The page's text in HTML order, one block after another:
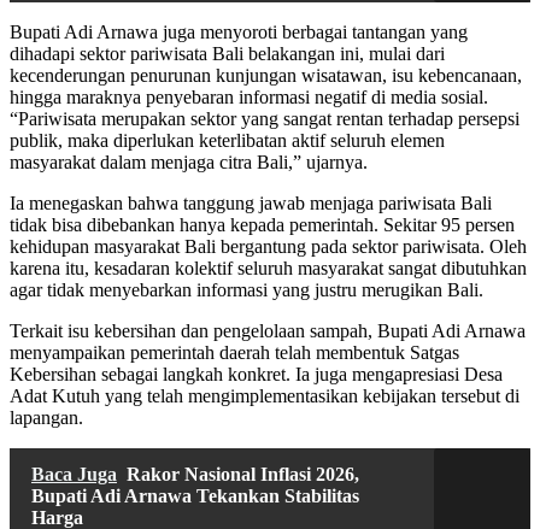
Bupati Adi Arnawa juga menyoroti berbagai tantangan yang
dihadapi sektor pariwisata Bali belakangan ini, mulai dari
kecenderungan penurunan kunjungan wisatawan, isu kebencanaan,
hingga maraknya penyebaran informasi negatif di media sosial.
“Pariwisata merupakan sektor yang sangat rentan terhadap persepsi
publik, maka diperlukan keterlibatan aktif seluruh elemen
masyarakat dalam menjaga citra Bali,” ujarnya.
Ia menegaskan bahwa tanggung jawab menjaga pariwisata Bali
tidak bisa dibebankan hanya kepada pemerintah. Sekitar 95 persen
kehidupan masyarakat Bali bergantung pada sektor pariwisata. Oleh
karena itu, kesadaran kolektif seluruh masyarakat sangat dibutuhkan
agar tidak menyebarkan informasi yang justru merugikan Bali.
Terkait isu kebersihan dan pengelolaan sampah, Bupati Adi Arnawa
menyampaikan pemerintah daerah telah membentuk Satgas
Kebersihan sebagai langkah konkret. Ia juga mengapresiasi Desa
Adat Kutuh yang telah mengimplementasikan kebijakan tersebut di
lapangan.
Baca Juga Rakor Nasional Inflasi 2026,
Bupati Adi Arnawa Tekankan Stabilitas
Harga